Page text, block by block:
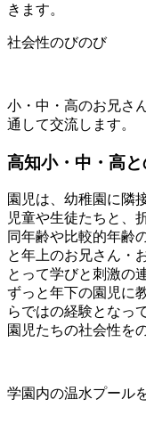
きます。
社会性のびのび
小・中・高のお兄さ
通して交流します。
高知小・中・高と
園児は、幼稚園に隣
児童や生徒たちと、
同年齢や比較的年齢
と年上のお兄さん・
とって学びと刺激の
ずっと年下の園児に
らではの経験となっ
園児たちの社会性を
学園内の温水プール